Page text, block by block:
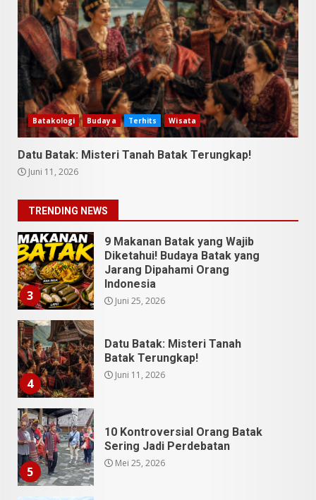
Batakologi Budaya Terhits Wisata
Datu Batak: Misteri Tanah Batak Terungkap!
Juni 11, 2026
TRENDING NEWS
7
Up Comedy KompasTV
April 23, 2026
1
9 Tempat Istimewa Sumatera
Utara Bukan Cuma Medan dan
Danau Toba
Juli 31, 2026
2
Juli 13, 2026
3
9 Makanan Batak yang Wajib
Diketahui! Budaya Batak yang
Jarang Dipahami Orang
Indonesia
Juni 25, 2026
4
Datu Batak: Misteri Tanah
Batak Terungkap!
Juni 11, 2026
5
10 Kontroversial Orang Batak
Sering Jadi Perdebatan
Mei 25, 2026